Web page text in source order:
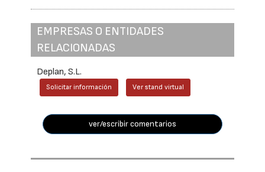
EMPRESAS O ENTIDADES
RELACIONADAS
Deplan, S.L.
Solicitar información Ver stand virtual
ver/escribir comentarios